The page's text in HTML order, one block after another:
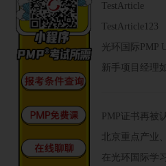
TestArticle
TestArticle123
光环国际PMP
新手项目经理
PMP证书再被
北京重点产业
在光环国际学